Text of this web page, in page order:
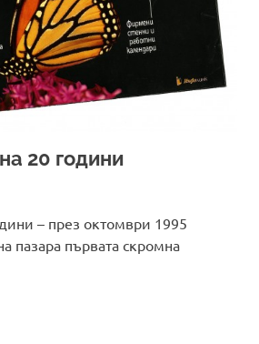
20 години
– през октомври 1995
пазара първата скромна